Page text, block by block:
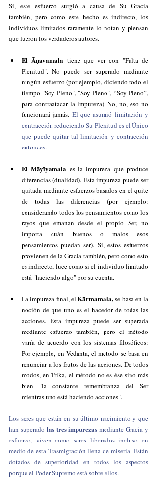
Sí, este esfuerzo surgió a causa de Su Gracia
también, pero como este hecho es indirecto, los
individuos limitados raramente lo notan y piensan
que fueron los verdaderos autores.
El Āṇavamala tiene que ver con "Falta de
Plenitud". No puede ser superado mediante
ningún esfuerzo (por ejemplo, diciendo todo el
tiempo "Soy Pleno", "Soy Pleno", “Soy Pleno”,
para contraatacar la impureza). No, no, eso no
funcionará jamás. El que asumió limitación y
contracción reduciendo Su Plenitud es el Único
que puede quitar tal limitación y contracción
entonces.
El Māyīyamala es la impureza que produce
diferencias (dualidad). Esta impureza puede ser
quitada mediante esfuerzos basados en el quite
de todas las diferencias (por ejemplo:
considerando todos los pensamientos como los
rayos que emanan desde el propio Ser, no
importa cuán buenos o malos esos
pensamientos puedan ser). Sí, estos esfuerzos
provienen de la Gracia también, pero como esto
es indirecto, luce como si el individuo limitado
está "haciendo algo" por su cuenta.
La impureza final, el Kārmamala, se basa en la
noción de que uno es el hacedor de todas las
acciones. Esta impureza puede ser superada
mediante esfuerzo también, pero el método
varía de acuerdo con los sistemas filosóficos:
Por ejemplo, en Vedānta, el método se basa en
renunciar a los frutos de las acciones. De todos
modos, en Trika, el método no es ése sino más
bien "la constante remembranza del Ser
mientras uno está haciendo acciones".
Los seres que están en su último nacimiento y que
han superado las tres impurezas mediante Gracia y
esfuerzo, viven como seres liberados incluso en
medio de esta Trasmigración llena de miseria. Están
dotados de superioridad en todos los aspectos
porque el Poder Supremo está sobre ellos.